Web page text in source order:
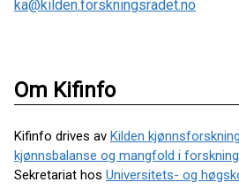
ka@kilden.forskningsradet.no
Om Kifinfo
Kifinfo drives av Kilden
kjønnsbalanse og mangfold i forskning
Sekretariat hos Universitets- og